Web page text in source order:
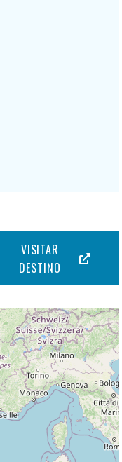
VISITAR
DESTINO